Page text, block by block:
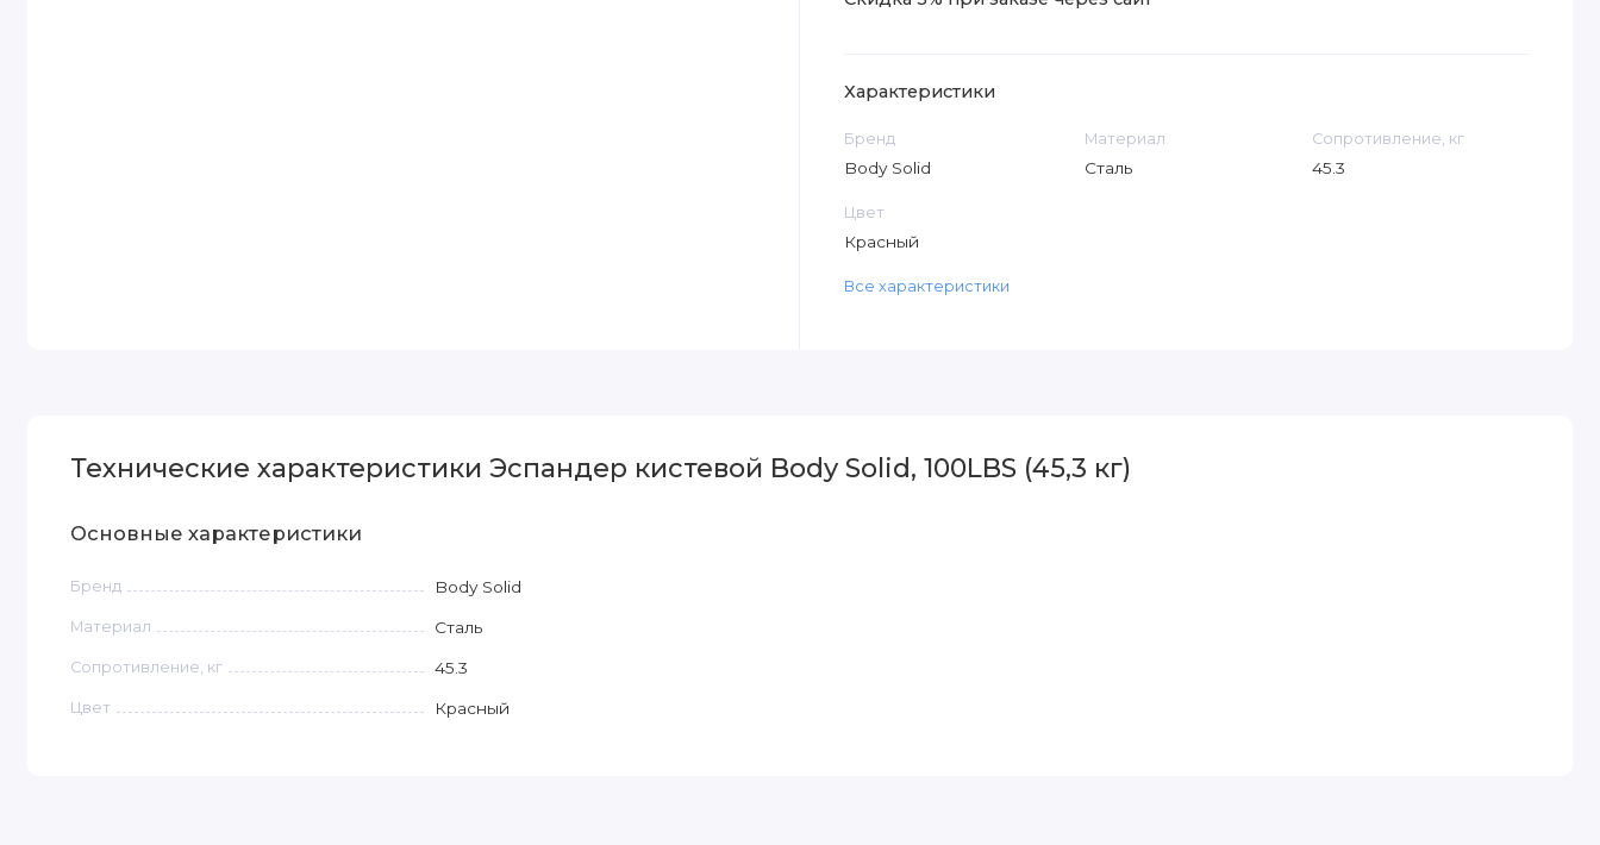
Характеристики
Бренд
Body Solid
Материал
Сталь
Сопротивление, кг
45.3
Цвет
Красный
Все характеристики
Технические характеристики Эспандер кистевой Body Solid, 100LBS (45,3 кг)
Основные характеристики
Бренд Body Solid
Материал Сталь
Сопротивление, кг 45.3
Цвет Красный